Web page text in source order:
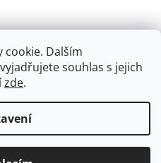
cookie. Dalším
souhlas s jejich
zde.
ZDARMA při nákupu
s.r.o.
Shoptet